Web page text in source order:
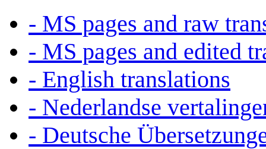
- MS pages and raw
- MS pages and edited
- English translations
- Nederlandse
- Deutsche